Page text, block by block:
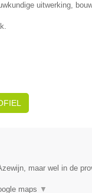
uitwerking,
maar wel in de
maps ▼